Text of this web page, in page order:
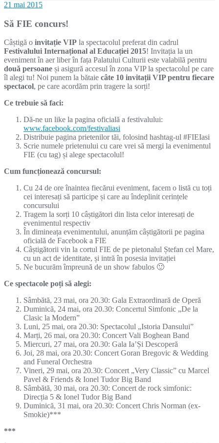
21 mai 2015
Să FIE concurs!
Câștigă o invitație VIP la spectacolul preferat din cadrul
Festivalului Internațional al Educației 2015! Invitația la un
eveniment în aer liber în fața Palatului Culturii este valabilă pentru
două persoane și asigură accesul în zona VIP la spectacolul pe care
îl alegi tu! Noi punem la bătaie câte 10 invitații VIP pentru fiecare
spectacol, pe care acordăm prin tragere la sorți!
Ce trebuie să faci:
Dă-ne un like la pagina oficială a festivalului:
www.facebook.com/festivaliasi
Distribuie pagina prietenilor tăi, folosind hashtag-ul #FIEIasi
Scrie numele prietenului cu care vrei să mergi la evenimentul
FIE (cu tag) și alege spectacolul!
Cum funcționează concursul:
Cu 24 de ore înaintea fiecărui eveniment, facem o listă cu toți
cei interesați să participe și care au îndeplinit cerințele
concursului
Tragem la sorți 10 câștigători din lista celor interesați de
evenimentul respectiv
În dimineața evenimentului, anunțăm câștigătorii pe pagina
oficială de Facebook a FIE
Câștigătorii vin la cortul FIE de pe pietonalul Ștefan cel Mare,
cu un act de identitate, și intră în posesia invitației
Ne bucurăm împreună de un show fabulos 🙂
Ce spectacole poți să alegi:
Sâmbătă, 23 mai, ora 20.30: Gala Extraordinară de Operă
Duminică, 24 mai, ora 20.30: Concertul Simfonic „De la
Clasic la Modern”
Luni, 25 mai, ora 20.30: Spectacolul „Istoria Dansului”
Marți, 26 mai, ora 20.30: Concert Vali Boghean Band
Miercuri, 27 mai, ora 20.30: Gala Ia’Și Descoperă
Joi, 28 mai, ora 20.30: Concert Goran Bregovic & Wedding
and Funeral Orchestra
Vineri, 29 mai, ora 20.30: Concert „Very Classic” cu Marcel
Pavel & Friends & Ionel Tudor Big Band
Sâmbătă, 30 mai, ora 20.30: Concert de rock simfonic:
Direcția 5 & Ionel Tudor Big Band
Duminică, 31 mai, ora 20.30: Concert Chris Norman (ex-
Smokie)***
***